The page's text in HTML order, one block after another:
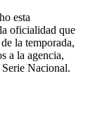
esta
oficialidad que
la temporada,
a la agencia,
Nacional.